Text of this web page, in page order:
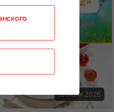
15 июня 2026